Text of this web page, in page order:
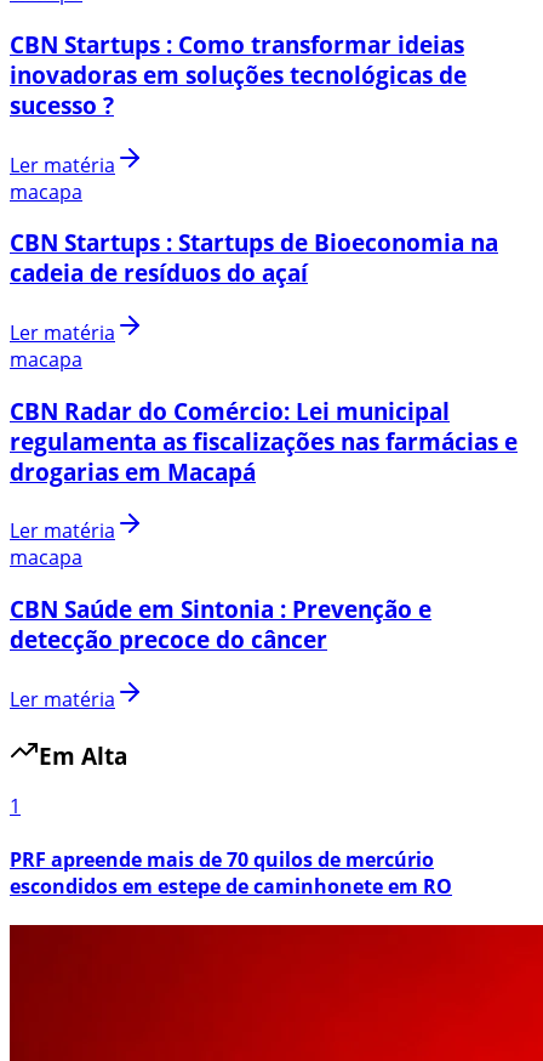
CBN Startups : Como transformar ideias
inovadoras em soluções tecnológicas de
sucesso ?
Ler matéria
macapa
CBN Startups : Startups de Bioeconomia na
cadeia de resíduos do açaí
Ler matéria
macapa
CBN Radar do Comércio: Lei municipal
regulamenta as fiscalizações nas farmácias e
drogarias em Macapá
Ler matéria
macapa
CBN Saúde em Sintonia : Prevenção e
detecção precoce do câncer
Ler matéria
Em Alta
1
PRF apreende mais de 70 quilos de mercúrio
escondidos em estepe de caminhonete em RO